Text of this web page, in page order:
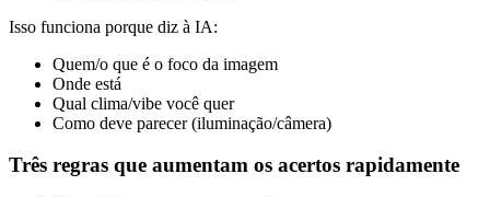
Isso funciona porque diz à IA:
Quem/o que é o foco da imagem
Onde está
Qual clima/vibe você quer
Como deve parecer (iluminação/câmera)
Três regras que aumentam os acertos rapidamente